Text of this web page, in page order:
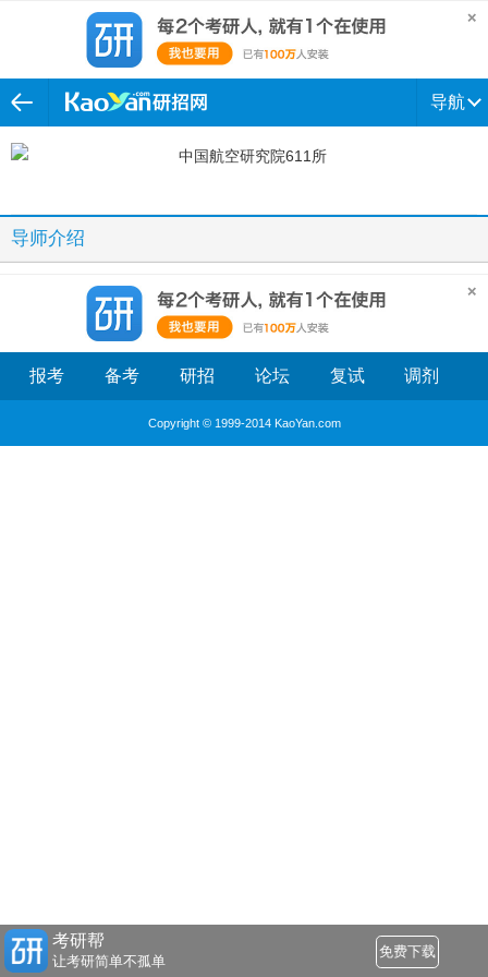
导航
导师介绍
报考 备考 研招 论坛 复试 调剂
Copyright © 1999-2014 KaoYan.com
考研帮
让考研简单不孤单
免费下载